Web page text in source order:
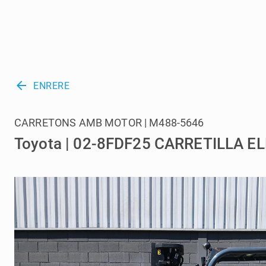
arrow_back ENRERE
Toyota | 02-8FDF25 CARRETILLA
CARRETONS AMB MOTOR | M488-5646